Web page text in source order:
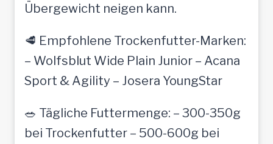
Übergewicht neigen kann.
🥩 Empfohlene Trockenfutter-Marken:
– Wolfsblut Wide Plain Junior – Acana
Sport & Agility – Josera YoungStar
🥗 Tägliche Futtermenge: – 300-350g
bei Trockenfutter – 500-600g bei